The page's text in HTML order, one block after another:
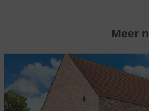
Meer